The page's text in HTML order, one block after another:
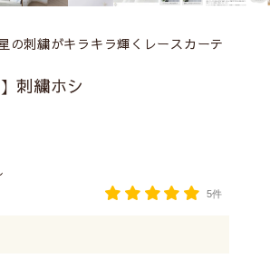
の刺繍がキラキラ輝くレースカーテ
刺繍ホシ
5件